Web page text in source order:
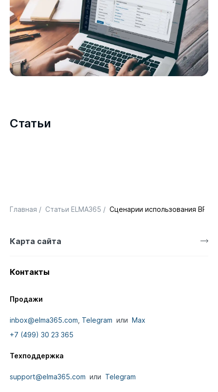
Статьи
Главная / Статьи ELMA365 / Сценарии использования BPM
Карта сайта
Контакты
Продажи
inbox@elma365.com Telegram или Max
+7 (499) 30 23 365
Техподдержка
support@elma365.com или Telegram